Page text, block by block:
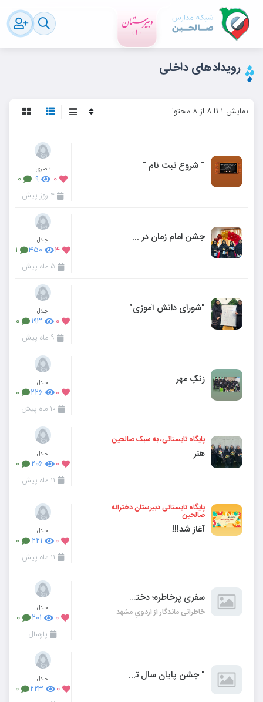
رویدادهای داخلی
نمایش ۱ تا ۸ از ۸ محتوا
“ شروع ثبت نام “ ناصری
۰ ۹ ۰
۴ روز پیش
جشن امام زمان در دبیرستان دخترانه صالحین جلال
۴ ۴۵۰ ۱
۵ ماه پیش
"شورای دانش آموزی" جلال
۰ ۱۹۳ ۰
۹ ماه پیش
زنگِ مهر جلال
۰ ۲۲۶ ۰
۱۰ ماه پیش
پایگاه تابستانی، به سبک صالحین
هنر جلال
۰ ۲۰۶ ۰
۱۱ ماه پیش
پایگاه تابستانی دبیرستان دخترانه
صالحین
آغاز شد!!! جلال
۰ ۲۲۱ ۰
۱۱ ماه پیش
سفری پرخاطره؛ دخترانِ صالحین میهمان بارگاه امام رضا(ع)
خاطراتی ماندگار از اردویِ مشهد جلال
۰ ۲۰۱ ۰
پارسال
" جشنِ پایانِ سالِ تحصیلیِ 1404-1403 " جلال
۰ ۲۲۳ ۰